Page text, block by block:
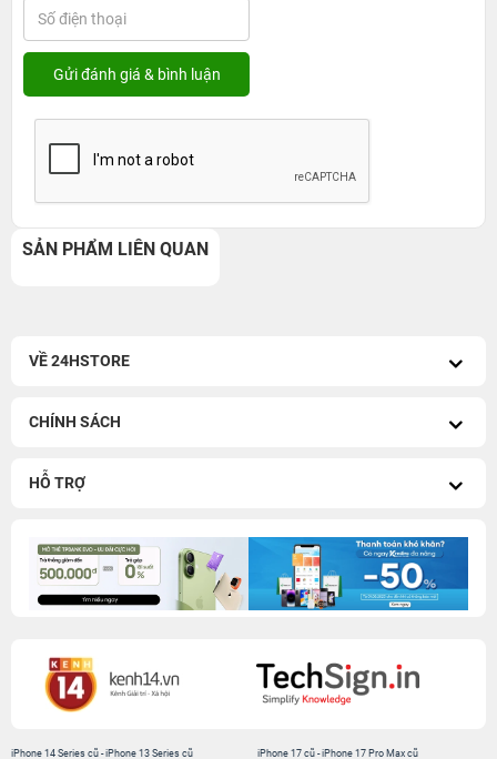
SẢN PHẨM LIÊN QUAN
VỀ 24HSTORE
CHÍNH SÁCH
HỖ TRỢ
iPhone 14 Series cũ -iPhone 13 Series cũ
iPhone 17 cũ-iPhone 17 Pro Max cũ